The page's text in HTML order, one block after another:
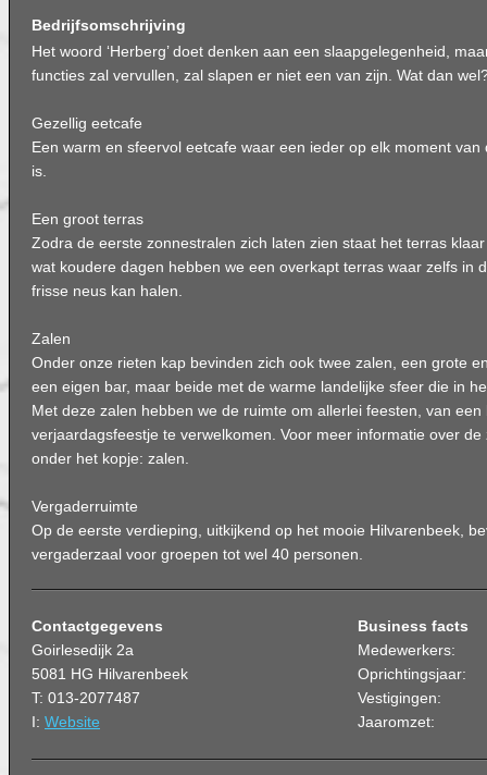
Bedrijfsomschrijving
Het woord ‘Herberg’ doet denken aan een slaapgelegenheid,
functies zal vervullen, zal slapen er niet een van zijn. Wat dan
Gezellig eetcafe
Een warm en sfeervol eetcafe waar een ieder op elk moment
is.
Een groot terras
Zodra de eerste zonnestralen zich laten zien staat het terras
wat koudere dagen hebben we een overkapt terras waar zelfs in
frisse neus kan halen.
Zalen
Onder onze rieten kap bevinden zich ook twee zalen, een grote
een eigen bar, maar beide met de warme landelijke sfeer die in
Met deze zalen hebben we de ruimte om allerlei feesten, van een
verjaardagsfeestje te verwelkomen. Voor meer informatie over
onder het kopje: zalen.
Vergaderruimte
Op de eerste verdieping, uitkijkend op het mooie Hilvarenbeek,
vergaderzaal voor groepen tot wel 40 personen.
Contactgegevens
Goirlesedijk 2a
5081 HG Hilvarenbeek
T: 013-2077487
I: Website
Business facts
Medewerkers:
Oprichtingsjaar:
Vestigingen:
Jaaromzet: